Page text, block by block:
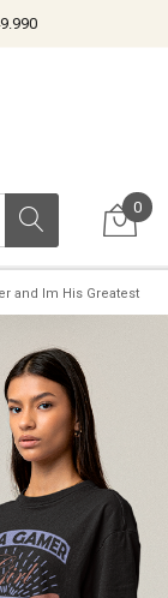
0
and Im His Greatest